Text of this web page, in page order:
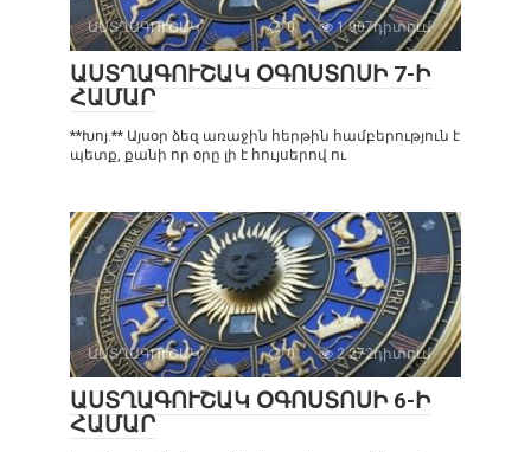
ԱՍՏՂԱԳՈՒՇԱԿ 0 1 907դիտում
ԱՍՏՂԱԳՈՒՇԱԿ ՕԳՈՍՏՈՍԻ 7-Ի
ՀԱՄԱՐ
**Խոյ.** Այսօր ձեզ առաջին հերթին համբերություն է
պետք, քանի որ օրը լի է հույսերով ու
ԱՍՏՂԱԳՈՒՇԱԿ 0 2 272դիտում
ԱՍՏՂԱԳՈՒՇԱԿ ՕԳՈՍՏՈՍԻ 6-Ի
ՀԱՄԱՐ